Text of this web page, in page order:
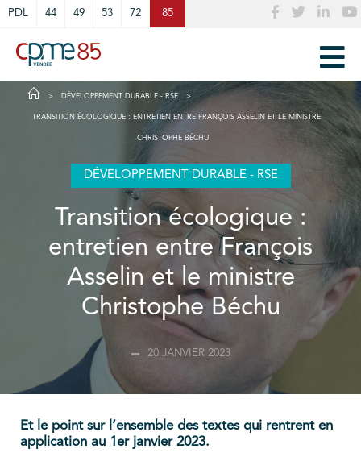
PDL 44 49 53 72 85
DÉVELOPPEMENT DURABLE - RSE
TRANSITION ÉCOLOGIQUE : ENTRETIEN ENTRE FRANÇOIS ASSELIN ET LE MINISTRE
CHRISTOPHE BÉCHU
DÉVELOPPEMENT DURABLE - RSE
Transition écologique :
entretien entre François
Asselin et le ministre
Christophe Béchu
20 JANVIER 2023
Et le point sur l’ensemble des textes qui rentrent en
application au 1er janvier 2023.
Cookies management panel